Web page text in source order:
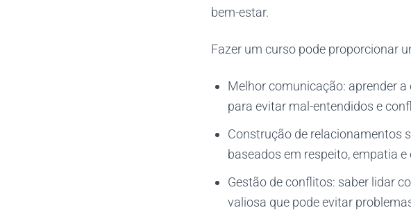
bem-estar.
Fazer um curso pode proporcionar
Melhor comunicação: aprender
para evitar mal-entendidos e
Construção de relacionamentos
baseados em respeito, empatia
Gestão de conflitos: saber lidar
valiosa que pode evitar